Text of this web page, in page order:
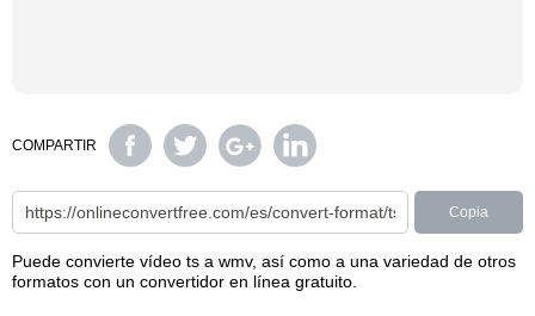
COMPARTIR
Copia
Puede convierte vídeo ts a wmv, así como a una variedad de otros
formatos con un convertidor en línea gratuito.